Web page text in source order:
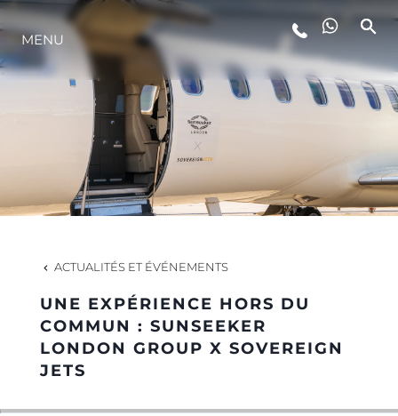
STYLE DE VIE
L'INNOVATION
LA SOCIÉTÉ
NOTRE ÉQUIPE
NOTRE HÉRITAGE
MENU
ACTUALITÉS ET ÉVÉNEMENTS
UNE EXPÉRIENCE HORS DU
COMMUN : SUNSEEKER
LONDON GROUP X SOVEREIGN
JETS